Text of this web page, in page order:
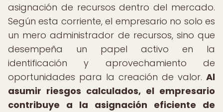
asignación de recursos dentro del mercado.
Según esta corriente, el empresario no solo es
un mero administrador de recursos, sino que
desempeña un papel activo en la
identificación y aprovechamiento de
oportunidades para la creación de valor. Al
asumir riesgos calculados, el empresario
contribuye a la asignación eficiente de